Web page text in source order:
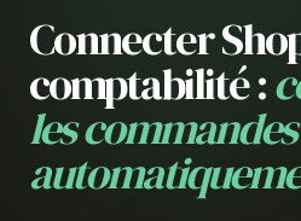
Connecter
comptabilité :
les commandes